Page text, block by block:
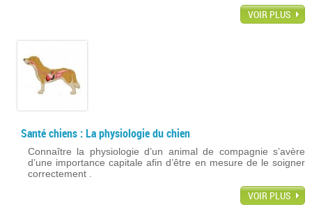
VOIR PLUS
Santé chiens : La physiologie du chien
Connaître la physiologie d’un animal de compagnie s’avère
d’une importance capitale afin d’être en mesure de le soigner
correctement .
VOIR PLUS